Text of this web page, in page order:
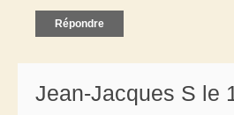
Répondre
Jean-Jacques S le